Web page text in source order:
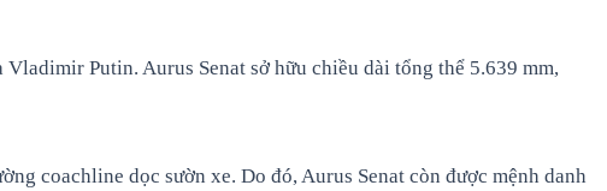
Putin. Aurus Senat sở hữu chiều dài tổng thể 5.639 mm,
coachline dọc sườn xe. Do đó, Aurus Senat còn được mệnh danh